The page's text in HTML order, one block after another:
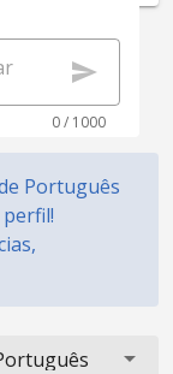
0 / 1000
Português